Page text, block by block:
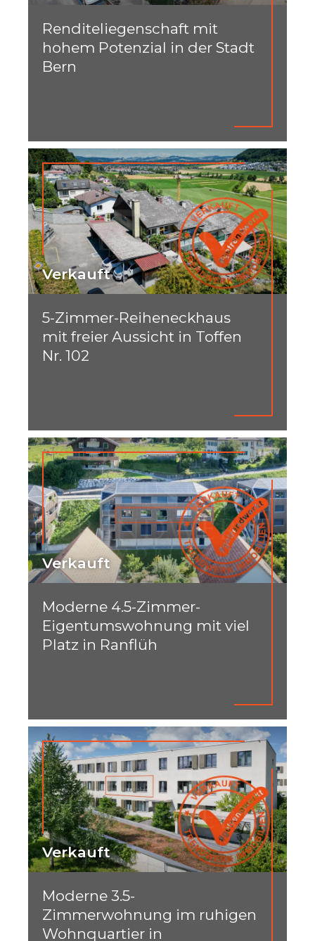
Renditeliegenschaft mit
hohem Potenzial in der Stadt
Bern
Verkauft
5-Zimmer-Reiheneckhaus
mit freier Aussicht in Toffen
Nr. 102
Verkauft
Moderne 4.5-Zimmer-
Eigentumswohnung mit viel
Platz in Ranflüh
Verkauft
Moderne 3.5-
Zimmerwohnung im ruhigen
Wohnquartier in